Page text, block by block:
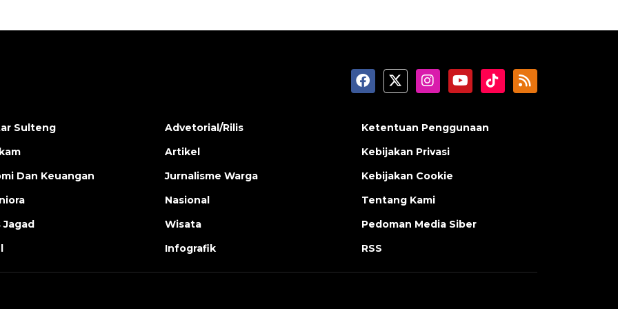
Sulteng
Dan Keuangan
Jagad
Advetorial/Rilis
Artikel
Jurnalisme Warga
Nasional
Wisata
Infografik
Ketentuan Penggunaan
Kebijakan Privasi
Kebijakan Cookie
Tentang Kami
Pedoman Media Siber
RSS